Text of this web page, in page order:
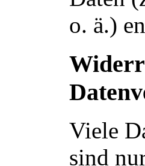
o. ä.)
Viele
sind